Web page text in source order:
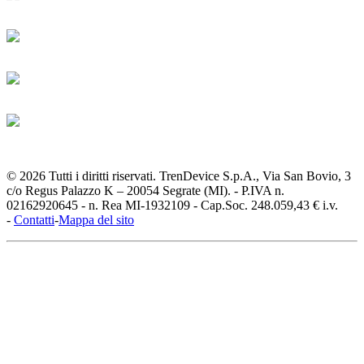
© 2026 Tutti i diritti riservati. TrenDevice S.p.A., Via San Bovio, 3
c/o Regus Palazzo K – 20054 Segrate (MI). - P.IVA n.
02162920645 - n. Rea MI-1932109 - Cap.Soc. 248.059,43 € i.v.
- Contatti-Mappa del sito